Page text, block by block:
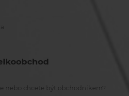
nebo chcete být obchodníkem?